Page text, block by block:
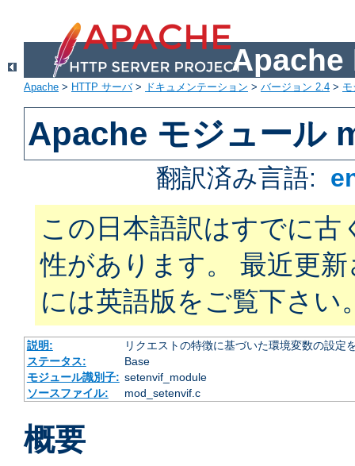
Apache
Apache > HTTP サーバ> ドキュメンテーション > バージョン 2.4 >
Apache モジュール
翻訳済み言語:
この日本語訳はすでに古
性があります。 最近更
には英語版をご覧下さい
説明:
リクエストの特徴に基づいた環境変数の設定
ステータス:
Base
モジュール識別子: setenvif_module
ソースファイル:
mod_setenvif.c
概要